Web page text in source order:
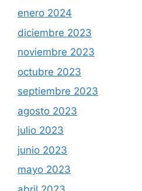
enero 2024
diciembre 2023
noviembre 2023
octubre 2023
septiembre 2023
agosto 2023
julio 2023
junio 2023
mayo 2023